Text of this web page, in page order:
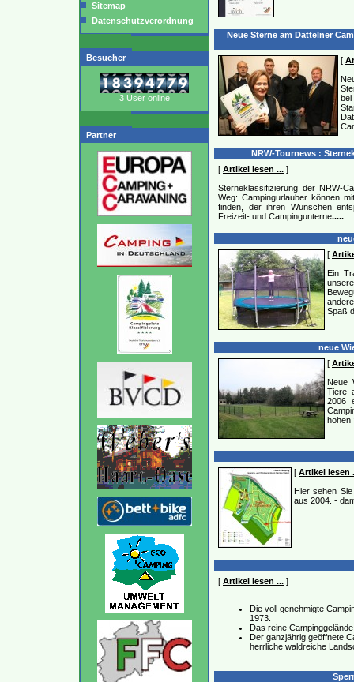
Sitemap
Datenschutzverordnung
Besucher
3 User online
Partner
Neue Sterne am Dattelner
[
bei
NRW-Tournews :
[ Artikel lesen ... ]
Sterneklassifizierung der NRW-
Weg: Campingurlauber können
finden, der ihren Wünschen
Freizeit- und Campingunterne.....
[
Ein
Spaß
neue
[
Neue
Tiere
2006
hohen
[ Artikel lesen
Hier sehen
aus 2004. -
[ Artikel lesen ... ]
Die voll genehmigte
1973.
Das reine
Der ganzjährig geöffnete
herrliche waldreiche